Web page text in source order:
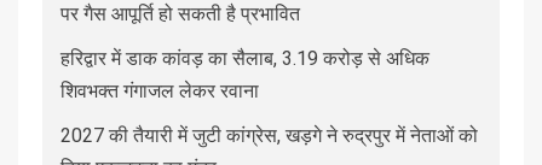
पर गैस आपूर्ति हो सकती है प्रभावित
हरिद्वार में डाक कांवड़ का सैलाब, 3.19 करोड़ से अधिक
शिवभक्त गंगाजल लेकर रवाना
2027 की तैयारी में जुटी कांग्रेस, खड़गे ने रुद्रपुर में नेताओं को